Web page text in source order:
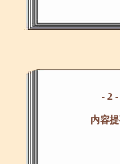
- 2 -
内容